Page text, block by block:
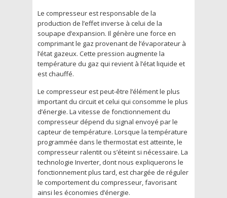
Le compresseur est responsable de la
production de l’effet inverse à celui de la
soupape d’expansion. Il génère une force en
comprimant le gaz provenant de l’évaporateur à
l’état gazeux. Cette pression augmente la
température du gaz qui revient à l’état liquide et
est chauffé.
Le compresseur est peut-être l’élément le plus
important du circuit et celui qui consomme le plus
d’énergie. La vitesse de fonctionnement du
compresseur dépend du signal envoyé par le
capteur de température. Lorsque la température
programmée dans le thermostat est atteinte, le
compresseur ralentit ou s’éteint si nécessaire. La
technologie Inverter, dont nous expliquerons le
fonctionnement plus tard, est chargée de réguler
le comportement du compresseur, favorisant
ainsi les économies d’énergie.